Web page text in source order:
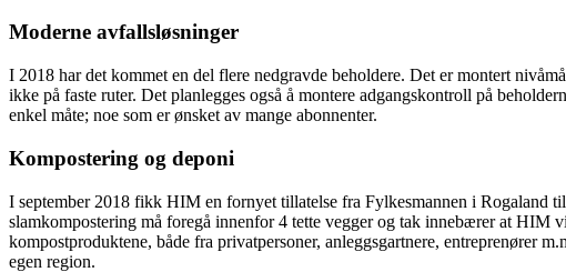
Moderne avfallsløsninger
I 2018 har det kommet en del flere nedgravde beholdere. Det er montert
ikke på faste ruter. Det planlegges også å montere adgangskontroll på
enkel måte; noe som er ønsket av mange abonnenter.
Kompostering og deponi
I september 2018 fikk HIM en fornyet tillatelse fra Fylkesmannen i Rogaland
slamkompostering må foregå innenfor 4 tette vegger og tak innebærer at HIM
kompostproduktene, både fra privatpersoner, anleggsgartnere, entreprenører
egen region.